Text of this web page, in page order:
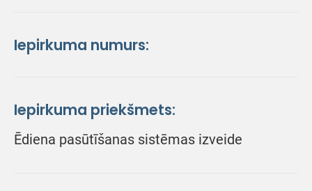
Iepirkuma numurs:
Iepirkuma priekšmets:
Ēdiena pasūtīšanas sistēmas izveide